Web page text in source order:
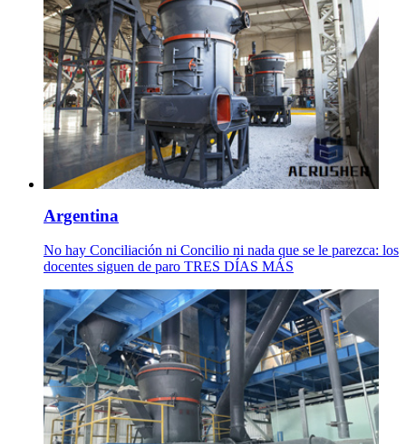
Argentina
No hay Conciliación ni Concilio ni nada que se le parezca: los
docentes siguen de paro TRES DÍAS MÁS